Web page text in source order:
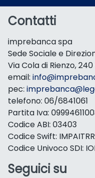
Contatti
imprebanca spa
Sede Sociale e
Via Cola di Rienzo,
email:
pec:
telefono: 06/6841061
Partita Iva:
Codice ABI: 03403
Codice Swift:
Codice Univoco SDI:
Seguici su